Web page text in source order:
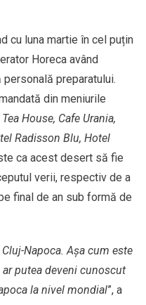
cu luna martie în cel puțin
Horeca având
preparatului.
din meniurile
House, Cafe Urania,
Radisson Blu, Hotel
ca acest desert să fie
verii, respectiv de a
final de an sub formă de
Napoca. Așa cum este
putea deveni cunoscut
la nivel mondial”, a